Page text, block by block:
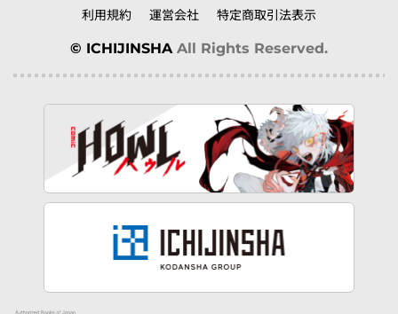
利用規約
運営会社 特定商取引法表示
© ICHIJINSHA All Rights Reserved.